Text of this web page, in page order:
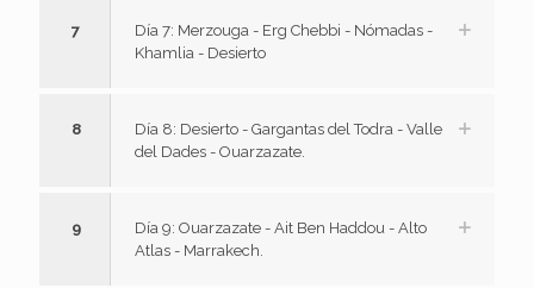
7
Día 7: Merzouga - Erg Chebbi - Nómadas -
Khamlia - Desierto
8
Día 8: Desierto - Gargantas del Todra - Valle
del Dades - Ouarzazate.
9
Día 9: Ouarzazate - Ait Ben Haddou - Alto
Atlas - Marrakech.